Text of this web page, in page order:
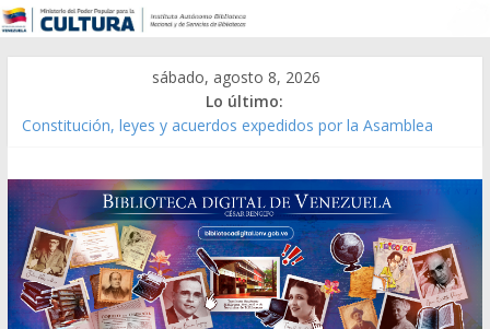
sábado, agosto 8, 2026
Lo último:
Constitución, leyes y acuerdos expedidos por la Asamblea
Modesta Bor Sánchez [material gráfico]
Gaceta Oficial de la República de Venezuela año CXXXIII Mes V,
Caracas 09 de marzo de 2006 N° 38.394
Catálogo temático de obras de Modesta Bor